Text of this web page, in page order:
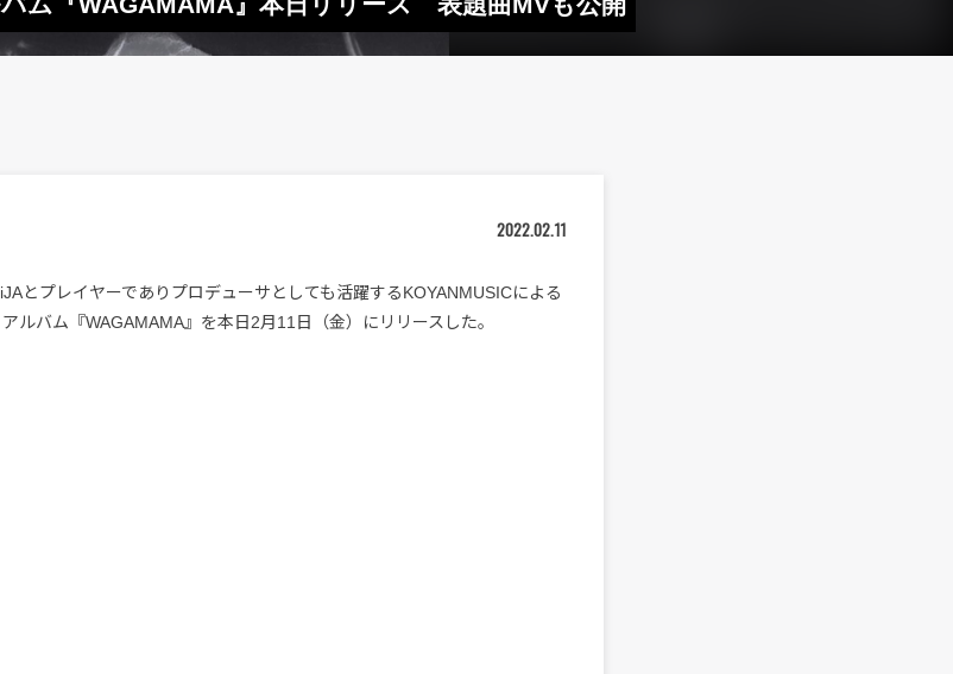
2022.02.11
とプレイヤーでありプロデューサとしても活躍するKOYANMUSICによる
ルバム『WAGAMAMA』を本日2月11日（金）にリリースした。